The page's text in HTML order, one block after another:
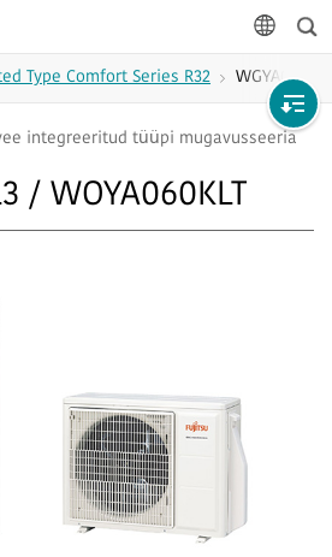
Otsi
Type Comfort Series R32
integreeritud tüüpi mugavusseeria
/ WOYA060KLT